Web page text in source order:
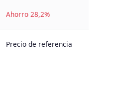
Ahorro 28,2%
Precio de referencia